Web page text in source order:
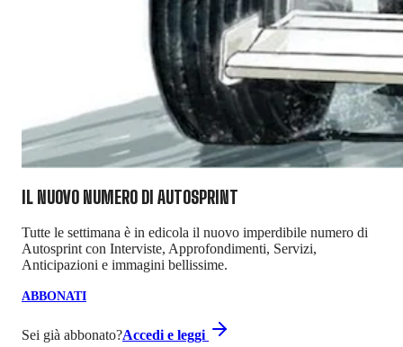
IL NUOVO NUMERO DI AUTOSPRINT
Tutte le settimana è in edicola il nuovo imperdibile numero di
Autosprint con Interviste, Approfondimenti, Servizi,
Anticipazioni e immagini bellissime.
ABBONATI
Sei già abbonato?Accedi e leggi